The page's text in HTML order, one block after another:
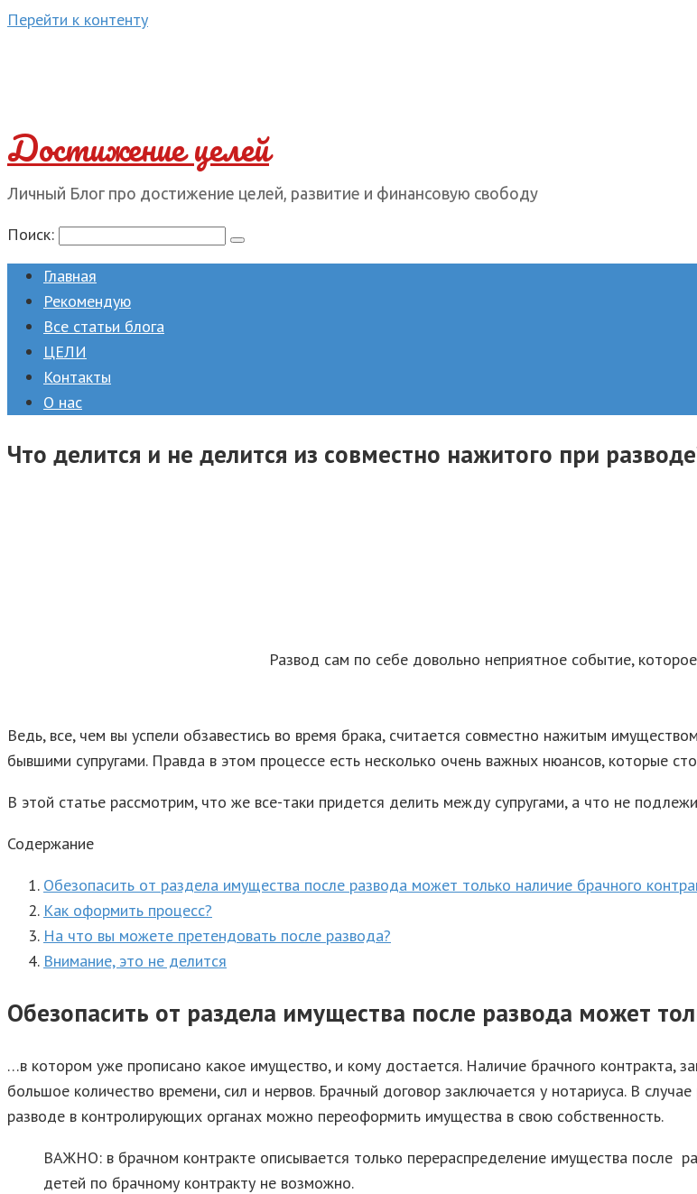
Перейти к контенту
Достижение целей
Личный Блог про достижение целей, развитие и финансовую свободу
Поиск:
Главная
Рекомендую
Все статьи блога
ЦЕЛИ
Контакты
О нас
Что делится и не делится из совместно нажитого при
Развод сам по себе довольно неприятное событие,
Ведь, все, чем вы успели обзавестись во время брака, считается совместно нажитым
бывшими супругами. Правда в этом процессе есть несколько очень важных нюансов, которые
В этой статье рассмотрим, что же все-таки придется делить между супругами, а что не
Содержание
Обезопасить от раздела имущества после развода может только наличие брачного
Как оформить процесс?
На что вы можете претендовать после развода?
Внимание, это не делится
Обезопасить от раздела имущества после развода может
…в котором уже прописано какое имущество, и кому достается. Наличие брачного контракта,
большое количество времени, сил и нервов. Брачный договор заключается у нотариуса. В
разводе в контролирующих органах можно переоформить имущества в свою собственность.
ВАЖНО: в брачном контракте описывается только перераспределение имущества после
детей по брачному контракту не возможно.